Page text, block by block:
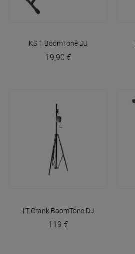
KS 1 BoomTone DJ
19,90 €
LT Crank BoomTone DJ
119 €